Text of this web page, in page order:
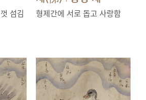
섬김 형제간에 서로 돕고 사랑함